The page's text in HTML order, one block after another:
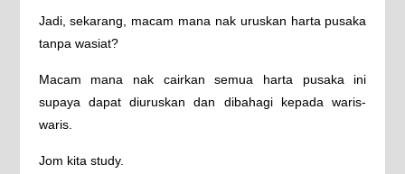
Jadi, sekarang, macam mana nak uruskan harta pusaka
tanpa wasiat?
Macam mana nak cairkan semua harta pusaka ini
supaya dapat diuruskan dan dibahagi kepada waris-
waris.
Jom kita study.